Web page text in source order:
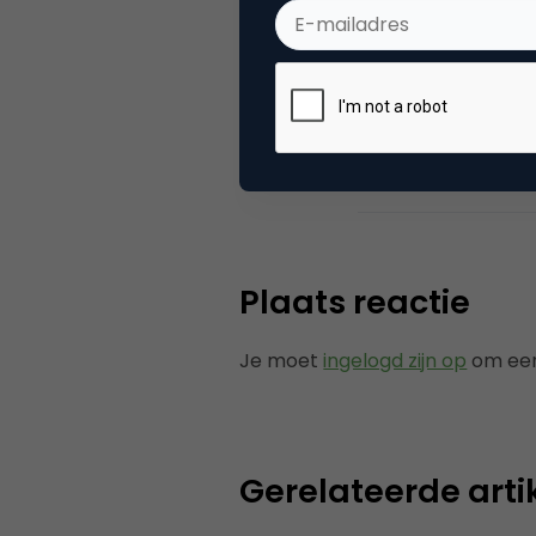
Categorie
Plaats reactie
Je moet ingelogd zijn op om
Gerelateerde